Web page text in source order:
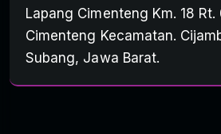
Lapang Cimenteng Km. 18 Rt.
Cimenteng Kecamatan.
Subang, Jawa Barat.